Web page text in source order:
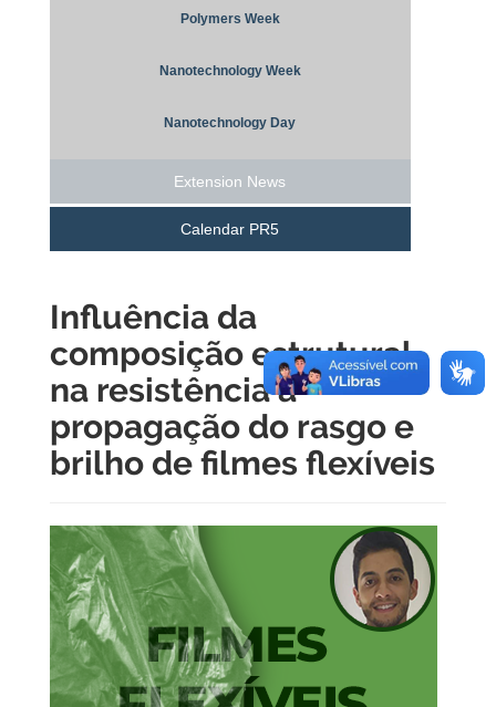
Polymers Week
Nanotechnology Week
Nanotechnology Day
Extension News
Calendar PR5
Influência da
composição estrutural
na resistência à
propagação do rasgo e
brilho de filmes flexíveis